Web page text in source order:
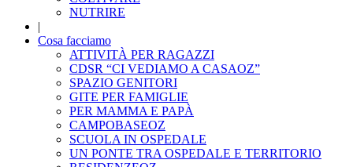
NUTRIRE
|
Cosa facciamo
ATTIVITÀ PER RAGAZZI
CDSR “CI VEDIAMO A CASAOZ”
SPAZIO GENITORI
GITE PER FAMIGLIE
PER MAMMA E PAPÀ
CAMPOBASEOZ
SCUOLA IN OSPEDALE
UN PONTE TRA OSPEDALE E TERRITORIO